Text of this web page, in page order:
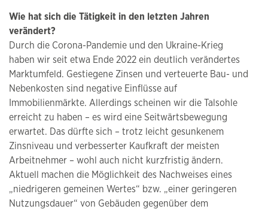
Wie hat sich die Tätigkeit in den letzten Jahren
verändert?
Durch die Corona-Pandemie und den Ukraine-Krieg
haben wir seit etwa Ende 2022 ein deutlich verändertes
Marktumfeld. Gestiegene Zinsen und verteuerte Bau- und
Nebenkosten sind negative Einflüsse auf
Immobilienmärkte. Allerdings scheinen wir die Talsohle
erreicht zu haben – es wird eine Seitwärtsbewegung
erwartet. Das dürfte sich – trotz leicht gesunkenem
Zinsniveau und verbesserter Kaufkraft der meisten
Arbeitnehmer – wohl auch nicht kurzfristig ändern.
Aktuell machen die Möglichkeit des Nachweises eines
„niedrigeren gemeinen Wertes“ bzw. „einer geringeren
Nutzungsdauer“ von Gebäuden gegenüber dem